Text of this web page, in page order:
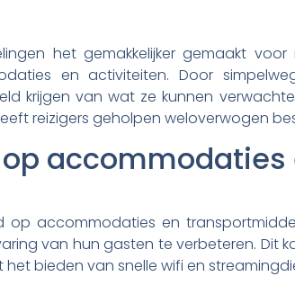
het gemakkelijker gemaakt voor
en activiteiten. Door
krijgen van wat ze kunnen
reizigers geholpen weloverwogen
accommodaties en
van hun gasten te verbeteren. Dit
bieden van snelle wifi en